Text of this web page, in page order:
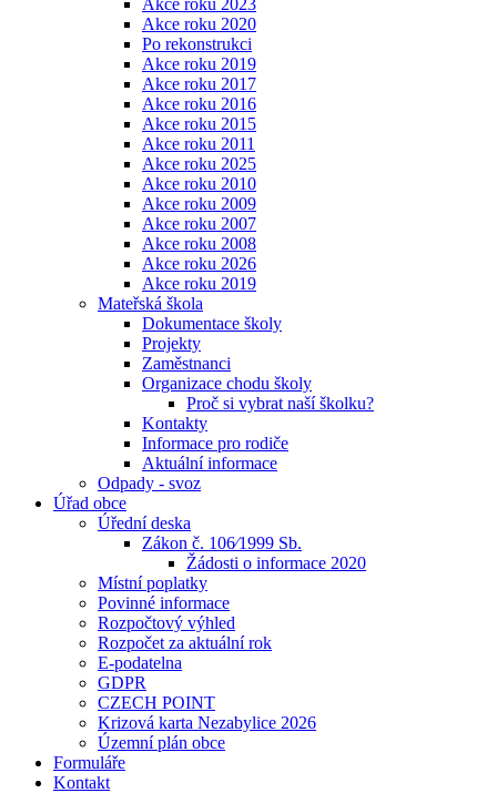
Akce roku 2023
Akce roku 2020
Po rekonstrukci
Akce roku 2019
Akce roku 2017
Akce roku 2016
Akce roku 2015
Akce roku 2011
Akce roku 2025
Akce roku 2010
Akce roku 2009
Akce roku 2007
Akce roku 2008
Akce roku 2026
Akce roku 2019
Mateřská škola
Dokumentace školy
Projekty
Zaměstnanci
Organizace chodu školy
Proč si vybrat naší školku?
Kontakty
Informace pro rodiče
Aktuální informace
Odpady - svoz
Úřad obce
Úřední deska
Zákon č. 106⁄1999 Sb.
Žádosti o informace 2020
Místní poplatky
Povinné informace
Rozpočtový výhled
Rozpočet za aktuální rok
E-podatelna
GDPR
CZECH POINT
Krizová karta Nezabylice 2026
Územní plán obce
Formuláře
Kontakt